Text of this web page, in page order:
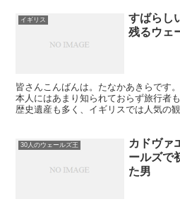
イギリス
すばらし
残るウェ
皆さんこんばんは。たなかあきらです
本人にはあまり知られておらず旅行者
歴史遺産も多く、イギリスでは人気の
30人のウェールズ王
カドヴァ
ールズで
た男